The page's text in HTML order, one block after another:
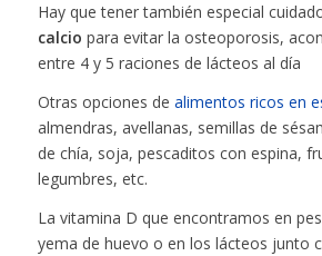
Hay que tener también especial
calcio para evitar la osteoporosis,
entre 4 y 5 raciones de lácteos al día
Otras opciones de alimentos ricos en
almendras, avellanas, semillas de
de chía, soja, pescaditos con espina,
legumbres, etc.
La vitamina D que encontramos en
yema de huevo o en los lácteos junto